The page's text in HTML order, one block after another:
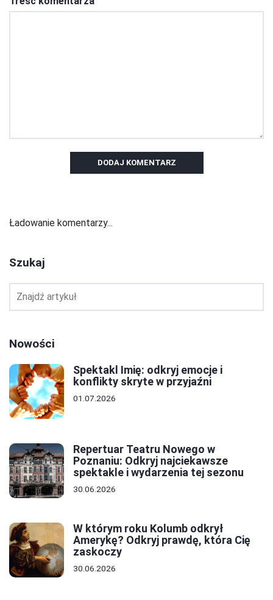
DODAJ KOMENTARZ
Ładowanie komentarzy...
Szukaj
Nowości
Spektakl Imię: odkryj emocje i
konflikty skryte w przyjaźni
01.07.2026
Repertuar Teatru Nowego w
Poznaniu: Odkryj najciekawsze
spektakle i wydarzenia tej sezonu
30.06.2026
W którym roku Kolumb odkrył
Amerykę? Odkryj prawdę, która Cię
zaskoczy
30.06.2026